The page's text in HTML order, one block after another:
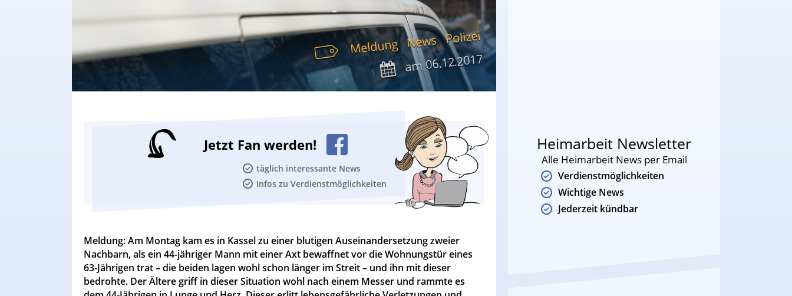
Meldung News Polizei
am06.12.2017
Jetzt Fan werden!
täglich interessante News
Infos zu Verdienstmöglichkeiten
Meldung: Am Montag kam es in Kassel zu einer blutigen Auseinandersetzung zweier
Nachbarn, als ein 44-jähriger Mann mit einer Axt bewaffnet vor die Wohnungstür eines
63-Jährigen trat – die beiden lagen wohl schon länger im Streit – und ihn mit dieser
bedrohte. Der Ältere griff in dieser Situation wohl nach einem Messer und rammte es
Heimarbeit Newsletter
Alle Heimarbeit News per Email
Verdienstmöglichkeiten
Wichtige News
Jederzeit kündbar